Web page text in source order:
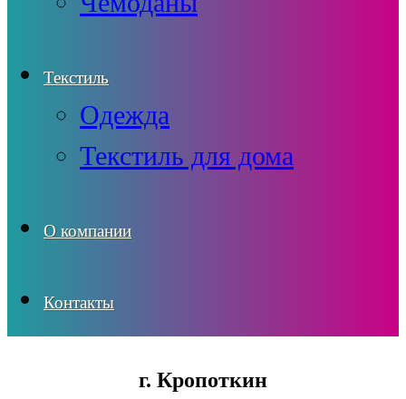
Текстиль
Одежда
Текстиль для дома
О компании
Контакты
г. Кропоткин